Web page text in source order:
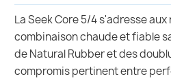
La Seek Core 5/4 s'adresse
combinaison chaude et fiable
de Natural Rubber et des
compromis pertinent entre